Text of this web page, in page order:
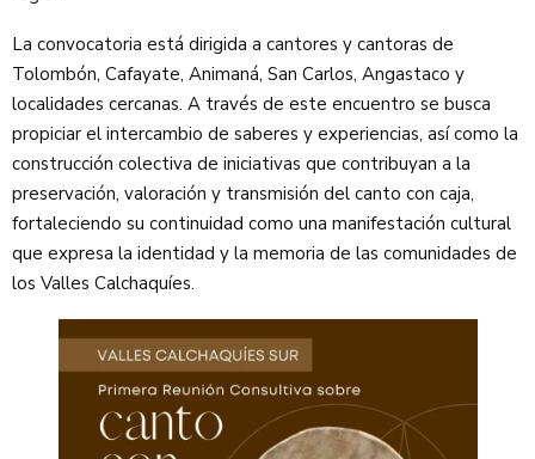
La convocatoria está dirigida a cantores y cantoras de
Tolombón, Cafayate, Animaná, San Carlos, Angastaco y
localidades cercanas. A través de este encuentro se busca
propiciar el intercambio de saberes y experiencias, así como la
construcción colectiva de iniciativas que contribuyan a la
preservación, valoración y transmisión del canto con caja,
fortaleciendo su continuidad como una manifestación cultural
que expresa la identidad y la memoria de las comunidades de
los Valles Calchaquíes.